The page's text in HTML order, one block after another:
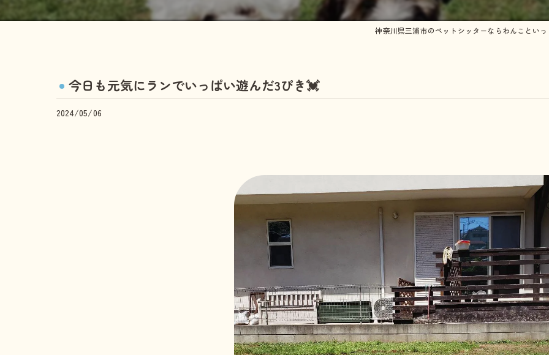
お散歩代行
しつけ教室
Rabbit・
その他の料金
神奈川県三浦市のペットシッターならわんことい
今日も元気にランでいっぱい遊んだ3ぴき💓
2024/05/06